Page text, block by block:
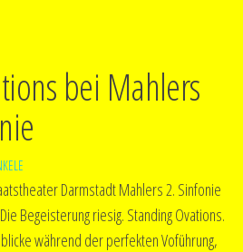
bei Mahlers
Darmstadt Mahlers 2. Sinfonie
Begeisterung riesig. Standing Ovations.
während der perfekten Voführung,